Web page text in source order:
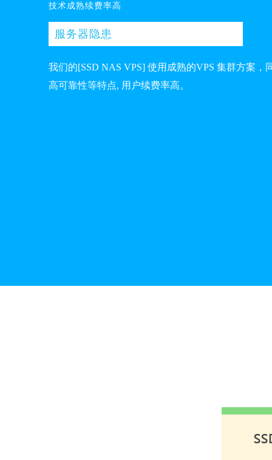
技术成熟续费率高
服务器隐患
我们的[SSD NAS VPS] 使用成熟的VPS 集群方案，
高可靠性等特点, 用户续费率高。